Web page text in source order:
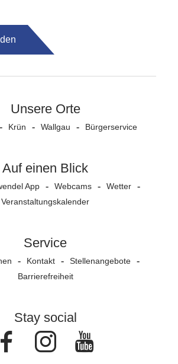
Unsere Orte
Krün Wallgau Bürgerservice
Auf einen Blick
App Webcams
Wetter
Veranstaltungs­kalender
Service
Kontakt
Stellenangebote
Barrierefreiheit
Stay social
FacebookInstagram